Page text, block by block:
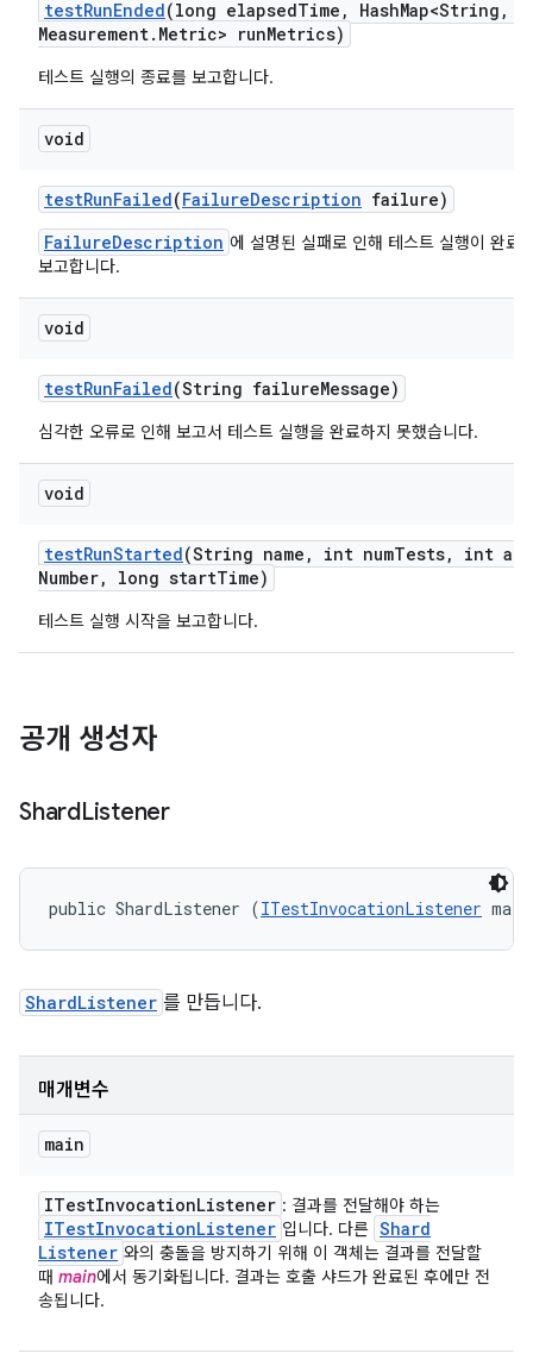
testRunEnded(long elapsedTime , HashMap<String ,
Measurement. Metric> runMetrics)
테스트 실행의 종료를 보고합니다.
void
testRunFailed(FailureDescription failure)
FailureDescription 에 설명된 실패로 인해 테스트 실행이 완료
보고합니다.
void
testRunFailed(String failureMessage)
심각한 오류로 인해 보고서 테스트 실행을 완료하지 못했습니다.
void
testRunStarted(String name , int numTests,
int
Number, long startTime)
테스트 실행 시작을 보고합니다.
공개 생성자
ShardListener
public ShardListener (ITestInvocationListener
ShardListener 를 만듭니다.
매개변수
main
ITestInvocationListener : 결과를 전달해야 하는
ITestInvocationListener 입니다. 다른 Shard
Listener 와의 충돌을 방지하기 위해 이 객체는 결과를 전달할
때 main에서 동기화됩니다. 결과는 호출 샤드가 완료된 후에만 전
송됩니다.